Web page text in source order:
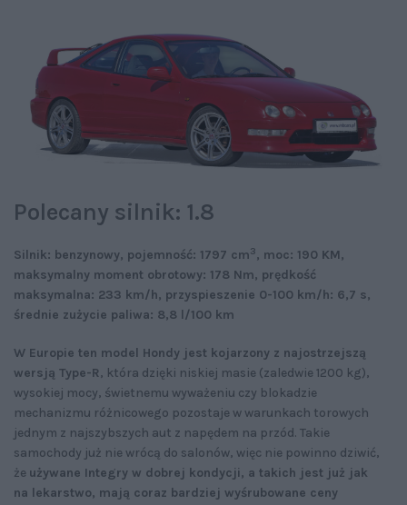
Polecany silnik: 1.8
Silnik: benzynowy, pojemność: 1797 cm3, moc: 190 KM,
maksymalny moment obrotowy: 178 Nm, prędkość
maksymalna: 233 km/h, przyspieszenie 0-100 km/h: 6,7 s,
średnie zużycie paliwa: 8,8 l/100 km
W Europie ten model Hondy jest kojarzony z najostrzejszą
wersją Type-R, która dzięki niskiej masie (zaledwie 1200 kg),
wysokiej mocy, świetnemu wyważeniu czy blokadzie
mechanizmu różnicowego pozostaje w warunkach torowych
jednym z najszybszych aut z napędem na przód. Takie
samochody już nie wrócą do salonów, więc nie powinno dziwić,
że używane Integry w dobrej kondycji, a takich jest już jak
na lekarstwo, mają coraz bardziej wyśrubowane ceny